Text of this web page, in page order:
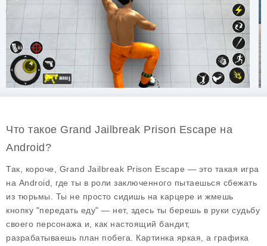
Что такое Grand Jailbreak Prison Escape на
Android?
Так, короче, Grand Jailbreak Prison Escape — это такая игра
на Android, где ты в роли заключенного пытаешься сбежать
из тюрьмы. Ты не просто сидишь на карцере и жмешь
кнопку "передать еду" — нет, здесь ты берешь в руки судьбу
своего персонажа и, как настоящий бандит,
разрабатываешь план побега. Картинка яркая, а графика